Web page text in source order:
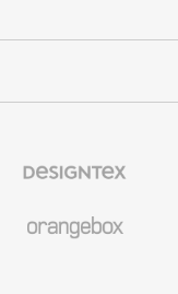
の
の
策